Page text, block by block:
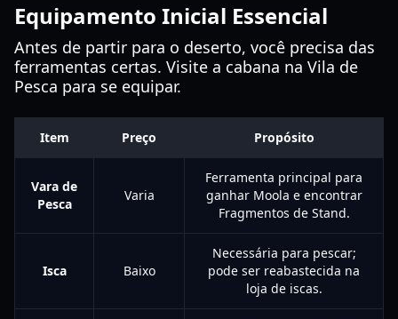
Equipamento Inicial Essencial
Antes de partir para o deserto, você precisa das
ferramentas certas. Visite a cabana na Vila de
Pesca para se equipar.
Item Preço Propósito
Vara de
Pesca
Varia
Ferramenta principal para
ganhar Moola e encontrar
Fragmentos de Stand.
Isca Baixo
Necessária para pescar;
pode ser reabastecida na
loja de iscas.